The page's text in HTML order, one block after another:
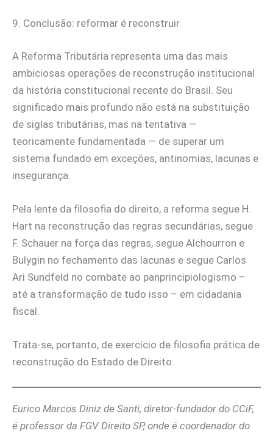
9. Conclusão: reformar é reconstruir
A Reforma Tributária representa uma das mais
ambiciosas operações de reconstrução institucional
da história constitucional recente do Brasil. Seu
significado mais profundo não está na substituição
de siglas tributárias, mas na tentativa —
teoricamente fundamentada — de superar um
sistema fundado em exceções, antinomias, lacunas e
insegurança.
Pela lente da filosofia do direito, a reforma segue H.
Hart na reconstrução das regras secundárias, segue
F. Schauer na força das regras, segue Alchourron e
Bulygin no fechamento das lacunas e segue Carlos
Ari Sundfeld no combate ao panprincipiologismo –
até a transformação de tudo isso – em cidadania
fiscal.
Trata-se, portanto, de exercício de filosofia prática de
reconstrução do Estado de Direito.
Eurico Marcos Diniz de Santi, diretor-fundador do CCiF,
é professor da FGV Direito SP, onde é coordenador do